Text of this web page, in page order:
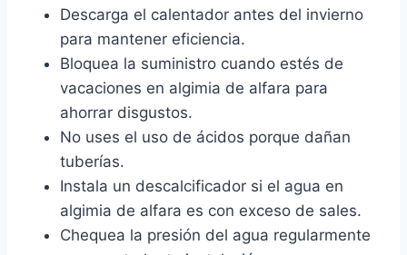
Descarga el calentador antes del invierno
para mantener eficiencia.
Bloquea la suministro cuando estés de
vacaciones en algimia de alfara para
ahorrar disgustos.
No uses el uso de ácidos porque dañan
tuberías.
Instala un descalcificador si el agua en
algimia de alfara es con exceso de sales.
Chequea la presión del agua regularmente